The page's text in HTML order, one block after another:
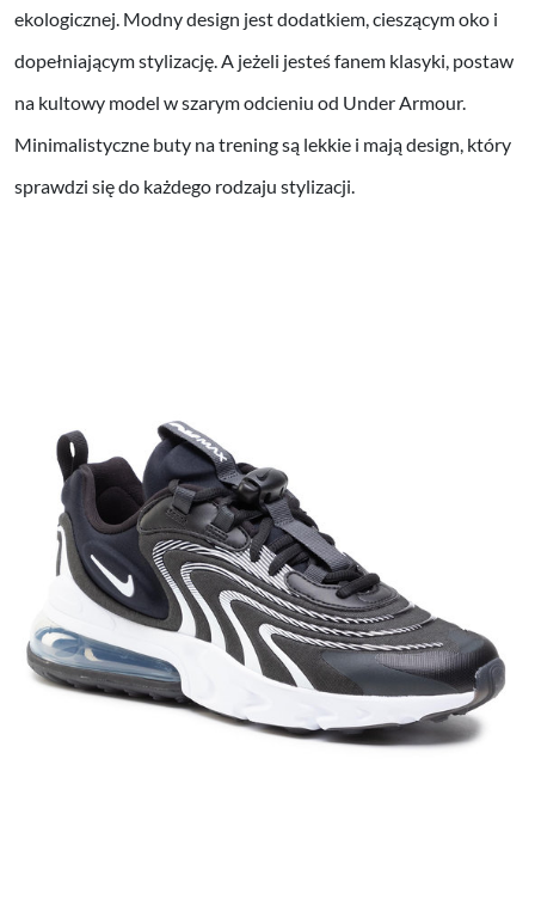
ekologicznej. Modny design jest dodatkiem, cieszącym oko i
dopełniającym stylizację. A jeżeli jesteś fanem klasyki, postaw
na kultowy model w szarym odcieniu od Under Armour.
Minimalistyczne buty na trening są lekkie i mają design, który
sprawdzi się do każdego rodzaju stylizacji.